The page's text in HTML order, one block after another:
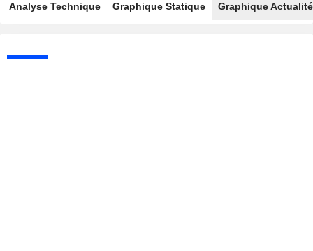
Analyse Technique Graphique Statique Graphique